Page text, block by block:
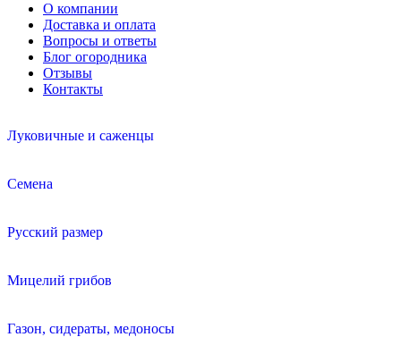
О компании
Доставка и оплата
Вопросы и ответы
Блог огородника
Отзывы
Контакты
Луковичные и саженцы
Семена
Русский размер
Мицелий грибов
Газон, сидераты, медоносы